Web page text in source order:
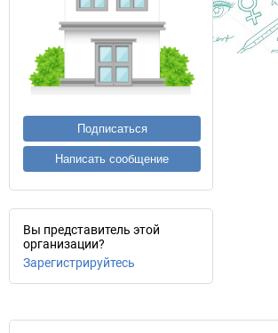
Подписаться
Написать сообщение
Вы представитель этой
организации?
Зарегистрируйтесь